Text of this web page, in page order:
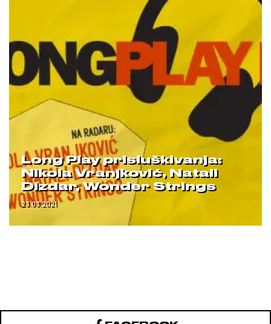
Long Play prisluškivanja:
Nikola Vranjković, Natali
Dizdar, Wonder Strings
23.03.2021